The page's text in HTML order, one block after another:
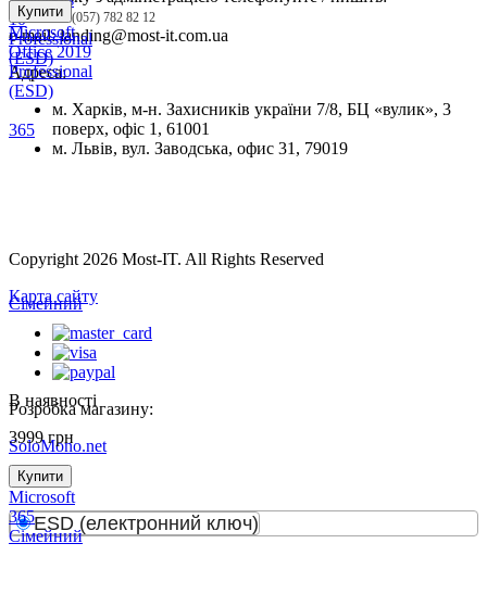
10
Professional
(ESD)
Купити
Microsoft
Office 2019
Professional
(ESD)
В наявності
3999грн
Купити
Microsoft
365
Сімейний
Тел.:+38 (057) 782 82 12
e-mail: landing@most-it.com.ua
Адреса:
м. Харків, м-н. Захисників україни 7/8, БЦ «вулик», 3
поверх, офіс 1, 61001
м. Львів, вул. Заводська, офис 31, 79019
Copyright 2026 Most-IT. All Rights Reserved
Карта сайту
Розробка магазину:
SoloMono.net
ESD (електронний ключ)